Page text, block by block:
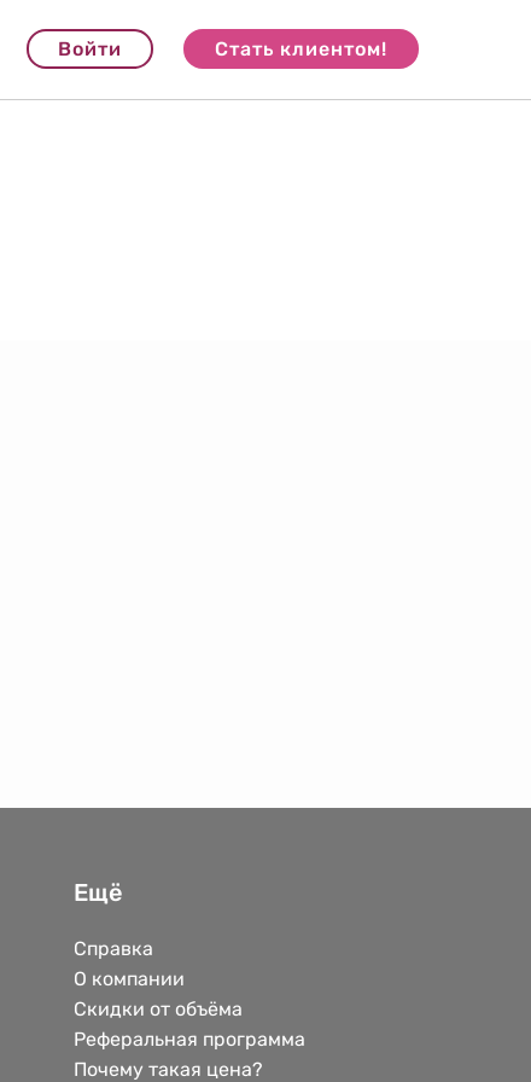
Войти Стать клиентом!
Ещё
Справка
О компании
Скидки от объёма
Реферальная программа
Почему такая цена?